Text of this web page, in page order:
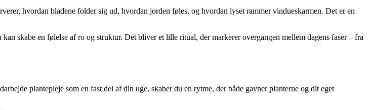
hvordan bladene folder sig ud, hvordan jorden føles, og hvordan lyset rammer vindueskarmen. Det er en
skabe en følelse af ro og struktur. Det bliver et lille ritual, der markerer overgangen mellem dagens faser – fra
plantepleje som en fast del af din uge, skaber du en rytme, der både gavner planterne og dit eget